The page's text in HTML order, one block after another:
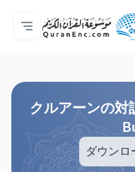
ホーム
対訳の目次
Audio
開発者向け提
事業内容
お問い合わせ
言語
クルアーンの
ダウンロ